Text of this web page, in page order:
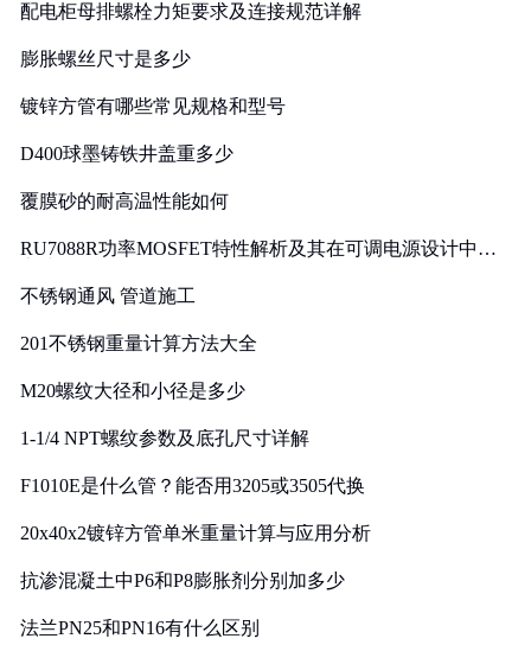
配电柜母排螺栓力矩要求及连接规范详解
膨胀螺丝尺寸是多少
镀锌方管有哪些常见规格和型号
D400球墨铸铁井盖重多少
覆膜砂的耐高温性能如何
RU7088R功率MOSFET特性解析及其在可调电源设计中的
不锈钢通风 管道施工
201不锈钢重量计算方法大全
M20螺纹大径和小径是多少
1-1/4 NPT螺纹参数及底孔尺寸详解
F1010E是什么管？能否用3205或3505代换
20x40x2镀锌方管单米重量计算与应用分析
抗渗混凝土中P6和P8膨胀剂分别加多少
法兰PN25和PN16有什么区别